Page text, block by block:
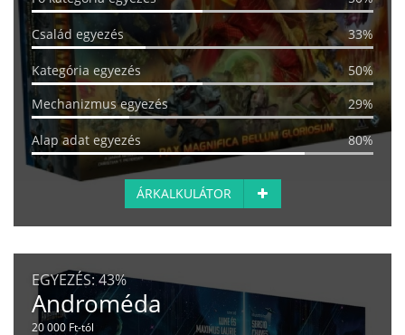
Család egyezés 33%
Kategória egyezés
50%
Mechanizmus egyezés
29%
Alap adat egyezés 80%
ÁRKALKULÁTOR
EGYEZÉS:43%
Androméda
20 000 Ft-tól